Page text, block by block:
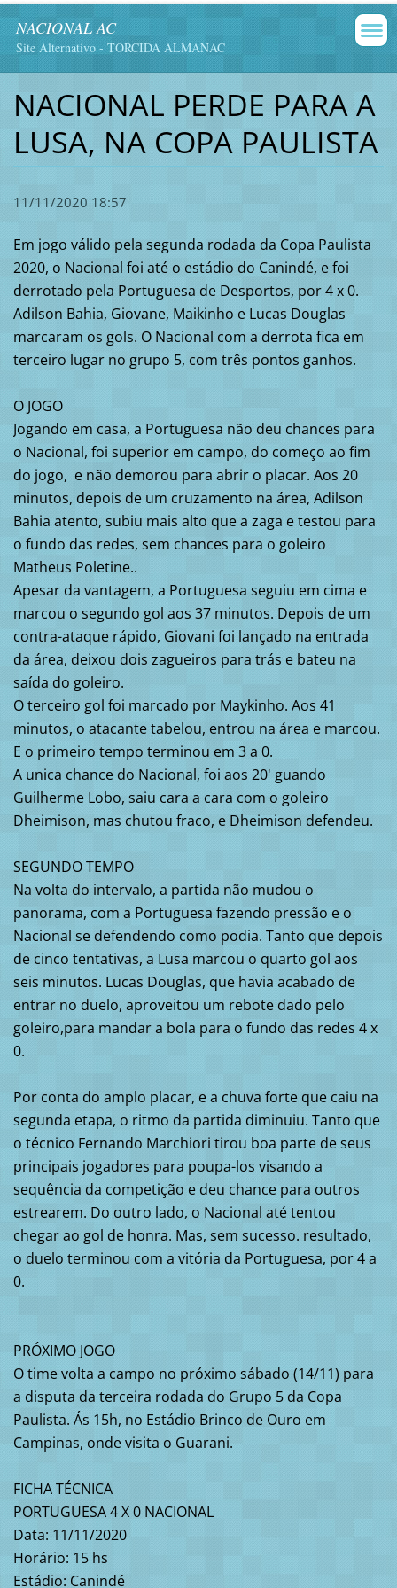
NACIONAL AC
Site Alternativo - TORCIDA ALMANAC
NACIONAL PERDE PARA A
LUSA, NA COPA PAULISTA
11/11/2020 18:57
Em jogo válido pela segunda rodada da Copa Paulista
2020, o Nacional foi até o estádio do Canindé, e foi
derrotado pela Portuguesa de Desportos, por 4 x 0.
Adilson Bahia, Giovane, Maikinho e Lucas Douglas
marcaram os gols. O Nacional com a derrota fica em
terceiro lugar no grupo 5, com três pontos ganhos.
O JOGO
Jogando em casa, a Portuguesa não deu chances para
o Nacional, foi superior em campo, do começo ao fim
do jogo, e não demorou para abrir o placar. Aos 20
minutos, depois de um cruzamento na área, Adilson
Bahia atento, subiu mais alto que a zaga e testou para
o fundo das redes, sem chances para o goleiro
Matheus Poletine..
Apesar da vantagem, a Portuguesa seguiu em cima e
marcou o segundo gol aos 37 minutos. Depois de um
contra-ataque rápido, Giovani foi lançado na entrada
da área, deixou dois zagueiros para trás e bateu na
saída do goleiro.
O terceiro gol foi marcado por Maykinho. Aos 41
minutos, o atacante tabelou, entrou na área e marcou.
E o primeiro tempo terminou em 3 a 0.
A unica chance do Nacional, foi aos 20' guando
Guilherme Lobo, saiu cara a cara com o goleiro
Dheimison, mas chutou fraco, e Dheimison defendeu.
SEGUNDO TEMPO
Na volta do intervalo, a partida não mudou o
panorama, com a Portuguesa fazendo pressão e o
Nacional se defendendo como podia. Tanto que depois
de cinco tentativas, a Lusa marcou o quarto gol aos
seis minutos. Lucas Douglas, que havia acabado de
entrar no duelo, aproveitou um rebote dado pelo
goleiro,para mandar a bola para o fundo das redes 4 x
0.
Por conta do amplo placar, e a chuva forte que caiu na
segunda etapa, o ritmo da partida diminuiu. Tanto que
o técnico Fernando Marchiori tirou boa parte de seus
principais jogadores para poupa-los visando a
sequência da competição e deu chance para outros
estrearem. Do outro lado, o Nacional até tentou
chegar ao gol de honra. Mas, sem sucesso. resultado,
o duelo terminou com a vitória da Portuguesa, por 4 a
0.
PRÓXIMO JOGO
O time volta a campo no próximo sábado (14/11) para
a disputa da terceira rodada do Grupo 5 da Copa
Paulista. Ás 15h, no Estádio Brinco de Ouro em
Campinas, onde visita o Guarani.
FICHA TÉCNICA
PORTUGUESA 4 X 0 NACIONAL
Data: 11/11/2020
Horário: 15 hs
Estádio: Canindé